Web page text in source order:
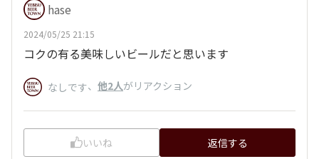
hase
2024/05/25 21:15
コクの有る美味しいビールだと思います
なしです、 他2人がリアクション
いいね 返信する